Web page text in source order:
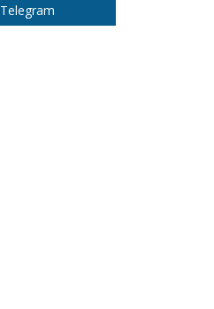
Telegram